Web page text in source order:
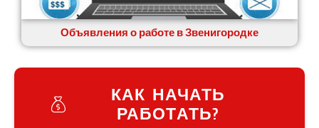
Объявления о работе в Звенигородке
КАК НАЧАТЬ
РАБОТАТЬ?